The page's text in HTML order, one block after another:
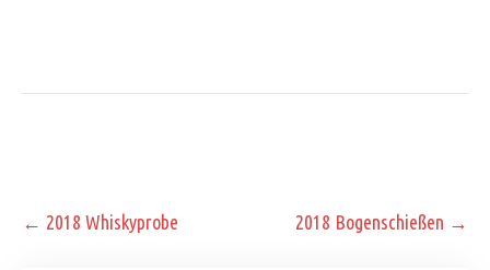
Post
navigation
← 2018 Whiskyprobe 2018 Bogenschießen →